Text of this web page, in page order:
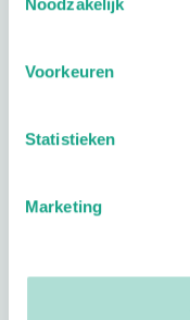
Voorkeuren
Statistieken
Marketing
DagTijd